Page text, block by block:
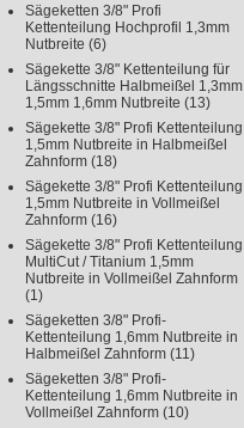
Sägeketten 3/8" Profi
Kettenteilung Hochprofil 1,3mm
Nutbreite (6)
Sägekette 3/8" Kettenteilung für
Längsschnitte Halbmeißel 1,3mm
1,5mm 1,6mm Nutbreite (13)
Sägekette 3/8" Profi Kettenteilung
1,5mm Nutbreite in Halbmeißel
Zahnform (18)
Sägekette 3/8" Profi Kettenteilung
1,5mm Nutbreite in Vollmeißel
Zahnform (16)
Sägekette 3/8" Profi Kettenteilung
MultiCut / Titanium 1,5mm
Nutbreite in Vollmeißel Zahnform
(1)
Sägeketten 3/8" Profi-
Kettenteilung 1,6mm Nutbreite in
Halbmeißel Zahnform (11)
Sägeketten 3/8" Profi-
Kettenteilung 1,6mm Nutbreite in
Vollmeißel Zahnform (10)